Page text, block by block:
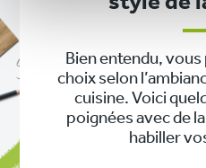
Bien entendu,
choix selon
cuisine. Voici
poignées avec de
habiller